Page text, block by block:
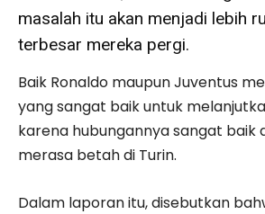
masalah itu akan menjadi lebih
terbesar mereka pergi.
Baik Ronaldo maupun Juventus
yang sangat baik untuk
karena hubungannya sangat baik
merasa betah di Turin.
Dalam laporan itu, disebutkan